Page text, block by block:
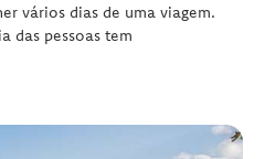
vários dias de uma viagem.
das pessoas tem